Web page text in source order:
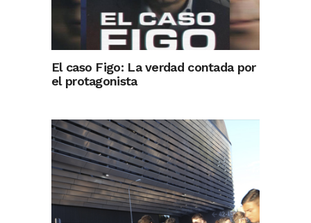
El caso Figo: La verdad contada por
el protagonista